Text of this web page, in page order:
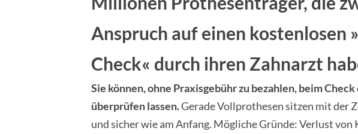
Anspruch auf einen kostenlosen
Check« durch ihren Zahnarzt
Sie können, ohne Praxisgebühr zu bezahlen, beim
überprüfen lassen.Gerade Vollprothesen sitzen mit der
und sicher wie am Anfang. Mögliche Gründe: Verlust